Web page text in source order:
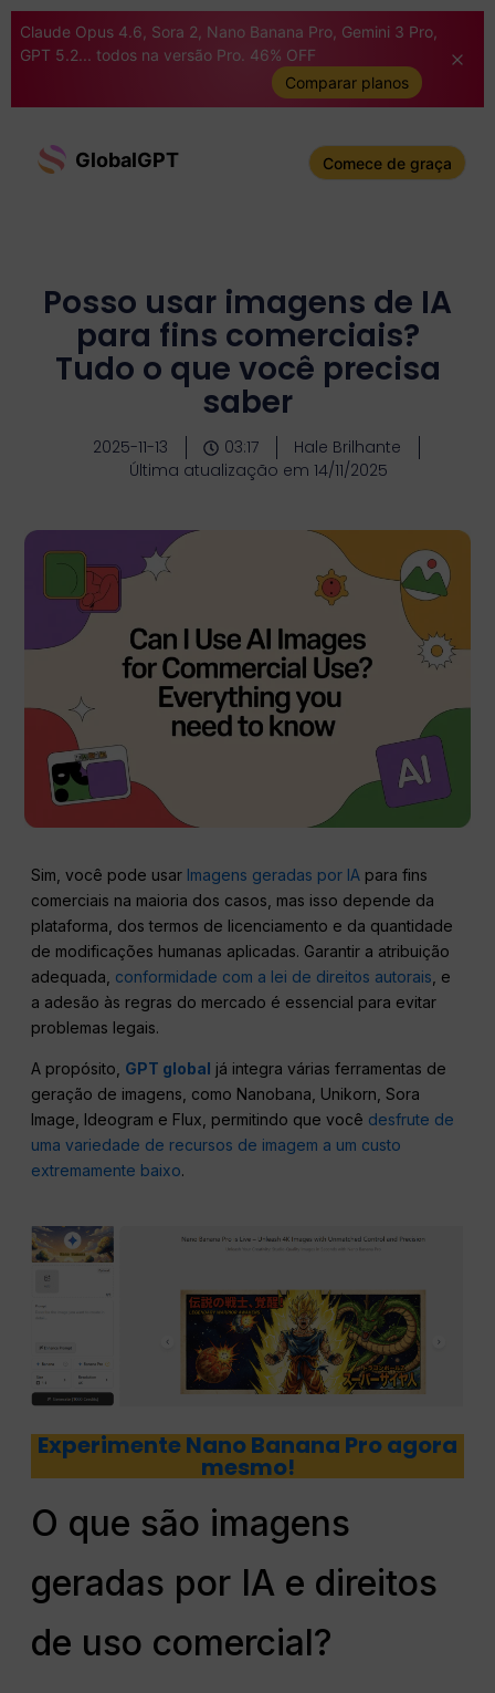
Claude Opus 4.6, Sora 2, Nano Banana Pro, Gemini 3 Pro,
GPT 5.2... todos na versão Pro. 46% OFF
Comparar planos
GlobalGPT Comece de graça
Posso usar imagens de IA
para fins comerciais?
Tudo o que você precisa
saber
2025-11-13 03:17
Hale Brilhante
Última atualização em 14/11/2025
Sim, você pode usar Imagens geradas por IA para fins
comerciais na maioria dos casos, mas isso depende da
plataforma, dos termos de licenciamento e da quantidade
de modificações humanas aplicadas. Garantir a atribuição
adequada, conformidade com a lei de direitos autorais , e
a adesão às regras do mercado é essencial para evitar
problemas legais.
A propósito, GPT global já integra várias ferramentas de
geração de imagens, como Nanobana, Unikorn, Sora
Image, Ideogram e Flux, permitindo que você desfrute de
uma variedade de recursos de imagem a um custo
extremamente baixo.
Experimente Nano Banana Pro agora
mesmo!
O que são imagens
geradas por IA e direitos
de uso comercial?